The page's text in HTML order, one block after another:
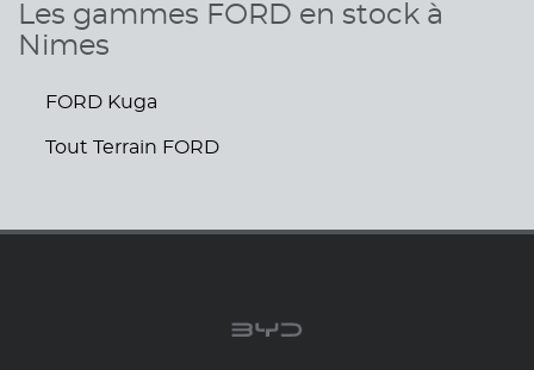
Les gammes FORD en stock à
Nimes
FORD Kuga
Tout Terrain FORD